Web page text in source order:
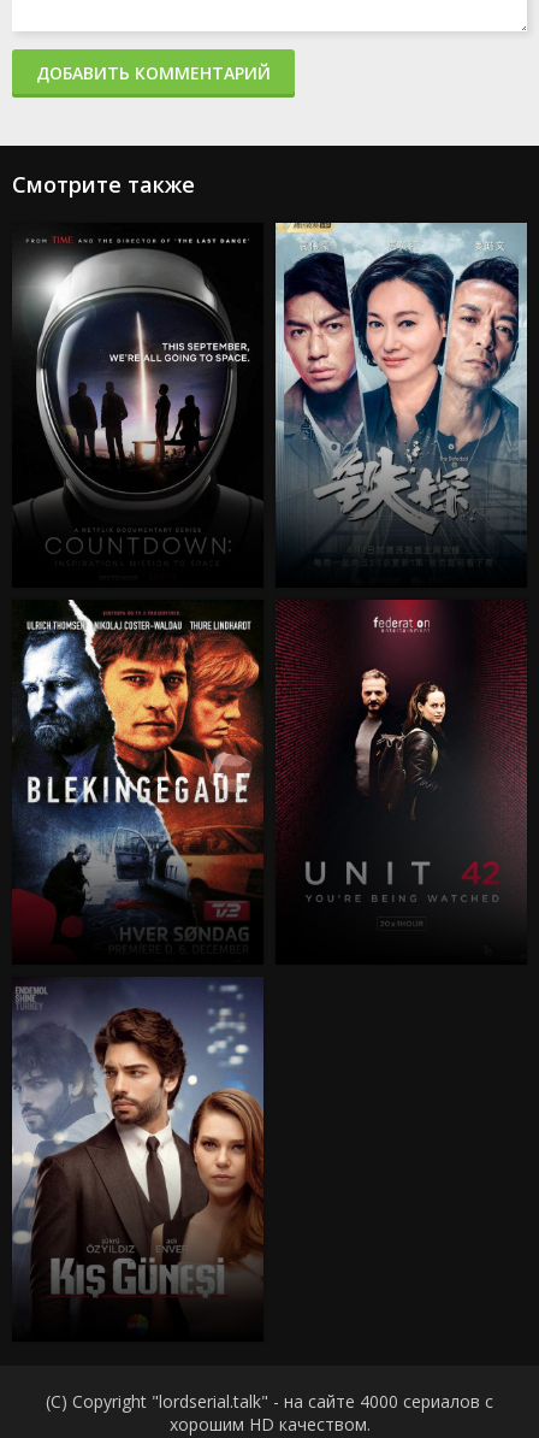
ДОБАВИТЬ КОММЕНТАРИЙ
Смотрите также
(C) Copyright "lordserial.talk" - на сайте 4000 сериалов с
хорошим HD качеством.